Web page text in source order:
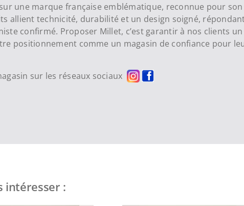
une marque française emblématique, reconnue pour
allient technicité, durabilité et un design soigné,
confirmé. Proposer Millet, c’est garantir à nos clients
positionnement comme un magasin de confiance pour
sur les réseaux sociaux
intéresser :